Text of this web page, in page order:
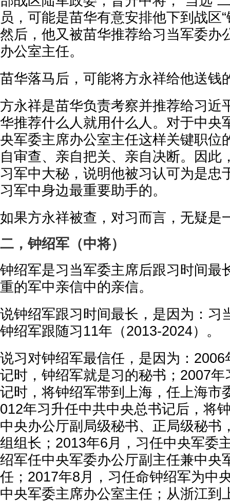
员，可能是苗华有意安排他下到战区
然后，他又被苗华推荐给习当军委办
办公室主任。
苗华落马后，可能将方永祥给他送钱
方永祥是苗华负责考察并推荐给习近
华推荐什么人就用什么人。对于中央
央军委主席办公室主任这样关键职位
自审查、亲自把关、亲自决断。因此
习军中大秘，说明他被习认可为是忠
习军中身边最重要助手的。
如果方永祥被查，对习而言，无疑是
二，钟绍军（中将）
钟绍军是习当军委主席后跟习时间最
重的军中亲信中的亲信。
说钟绍军跟习时间最长，是因为：习
钟绍军跟随习11年（2013-2024）。
说习对钟绍军最信任，是因为：
记时，钟绍军就是习的秘书；2007
记时，将钟绍军带到上海，任上海市
012年习升任中共中央总书记后，将
中央办公厅副局级秘书、正局级秘书
组组长；2013年6月，习任中央军委
绍军任中央军委办公厅副主任兼中央
任；2017年8月，习任命钟绍军为中
中央军委主席办公室主任；从浙江到